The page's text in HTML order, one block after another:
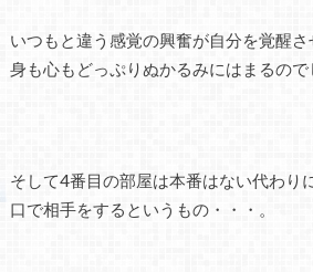
いつもと違う感覚の興奮が自分を覚醒さ
身も心もどっぷりぬかるみにはまるので
そして4番目の部屋は本番はない代わり
口で相手をするというもの・・・。